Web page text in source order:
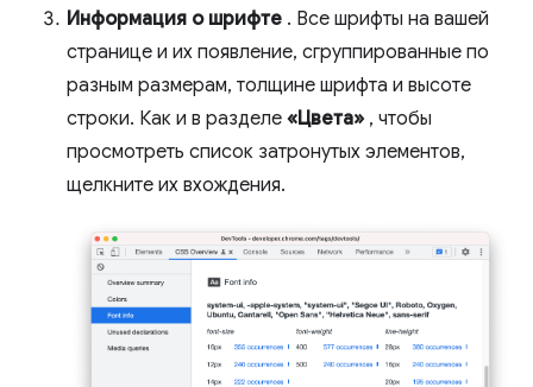
Информация о шрифте . Все шрифты на вашей
странице и их появление, сгруппированные по
разным размерам, толщине шрифта и высоте
строки. Как и в разделе «Цвета» , чтобы
просмотреть список затронутых элементов,
щелкните их вхождения.